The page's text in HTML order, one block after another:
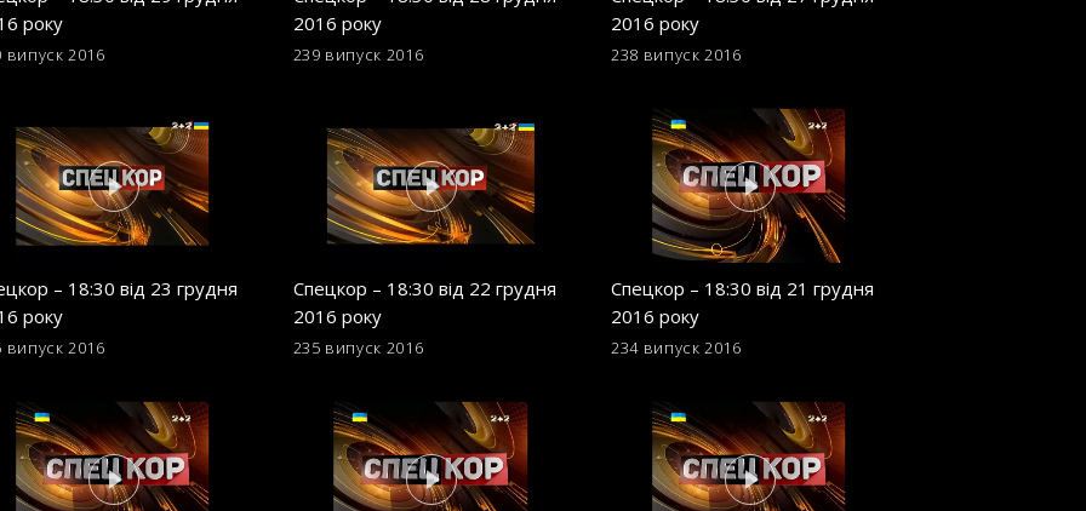
року
випуск 2016
2016 року
239 випуск 2016
2016 року
238 випуск 2016
– 18:30 від 23 грудня
року
випуск 2016
Спецкор – 18:30 від 22 грудня
2016 року
235 випуск 2016
Спецкор – 18:30 від 21 грудня
2016 року
234 випуск 2016